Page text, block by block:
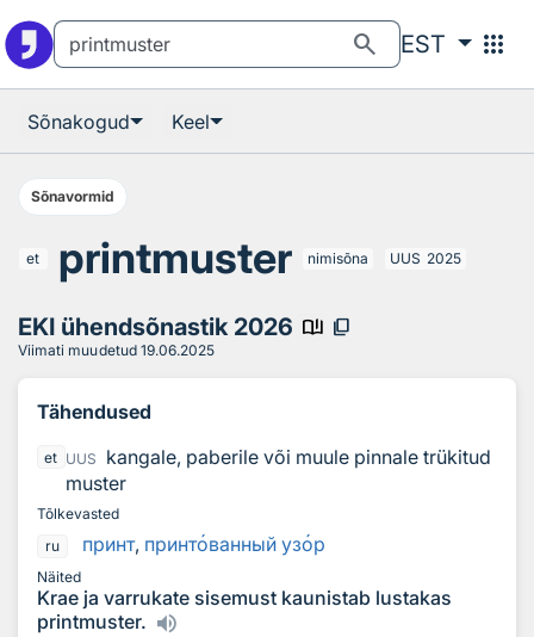
search EST apps
Sõnakogud Keel
Sõnavormid
et printmuster nimisõna UUS 2025
EKI ühendsõnastik 2026 book_ribbon content_copy
Viimati muudetud 19.06.2025
Tähendused
et UUS
kangale, paberile või muule pinnale trükitud
muster
Tõlkevasted
ru
принт, принтованный узор
Näited
Krae ja varrukate sisemust kaunistab lustakas
printmuster.